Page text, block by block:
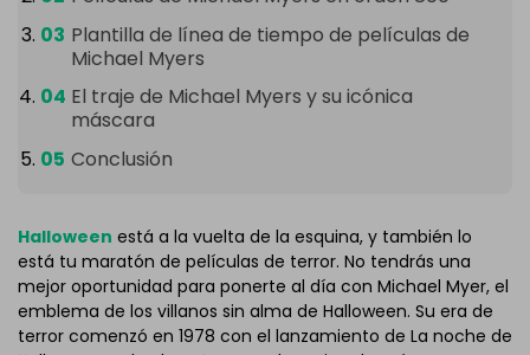
Plantilla de línea de tiempo de películas de
Michael Myers
El traje de Michael Myers y su icónica
máscara
Conclusión
Halloween está a la vuelta de la esquina, y también lo
está tu maratón de películas de terror. No tendrás una
mejor oportunidad para ponerte al día con Michael Myer, el
emblema de los villanos sin alma de Halloween. Su era de
terror comenzó en 1978 con el lanzamiento de La noche de